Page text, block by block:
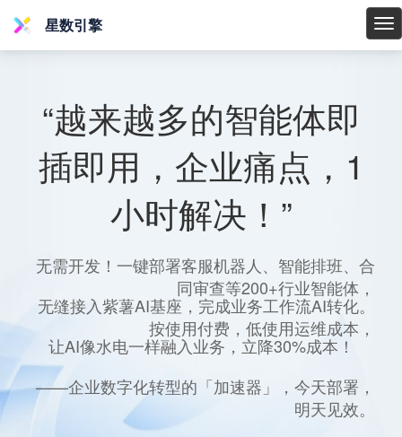
星
星数引擎
“越来越多的智能体即
插即用，企业痛点，1
小时解决！”
无需开发！一键部署客服机器人、智能排班、合
同审查等200+行业智能体，
无缝接入紫薯AI基座，完成业务工作流AI转化。
按使用付费，低使用运维成本，
让AI像水电一样融入业务，立降30%成本！
——企业数字化转型的「加速器」，今天部署，
明天见效。